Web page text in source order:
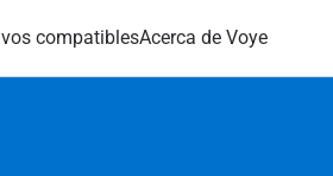
compatiblesAcerca de Voye